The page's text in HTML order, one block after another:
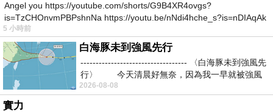
當我們身體感覺不適的時候，疾病在糾正人的過
失，用身體的痛苦管教他，有痛苦的時候，代表我
們要改變。
Angel you https://youtube.com/shorts/G9B4XR4ovgs?
is=TzCHOnvmPBPshnNa https://youtu.be/nNdi4hche_s?is=nDIAqAk
5 小時前
白海豚未到強風先行
----------------------------------- 〈白海豚未到強風先
行〉 今天清晨好無奈，因為我一早就被強風
2026-08-08
實力